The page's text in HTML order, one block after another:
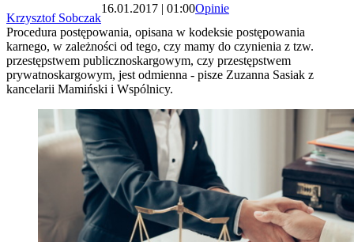
Krzysztof Sobczak
16.01.2017 | 01:00Opinie
Procedura postępowania, opisana w kodeksie postępowania
karnego, w zależności od tego, czy mamy do czynienia z tzw.
przestępstwem publicznoskargowym, czy przestępstwem
prywatnoskargowym, jest odmienna - pisze Zuzanna Sasiak z
kancelarii Mamiński i Wspólnicy.